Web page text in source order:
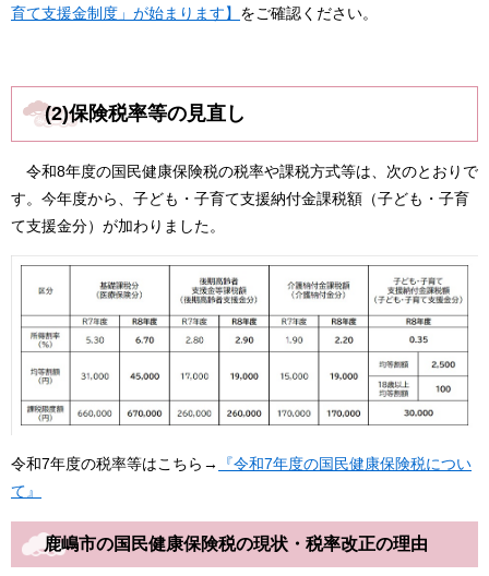
育て支援金制度」が始まります】 をご確認ください。
(2)保険税率等の見直し
令和8年度の国民健康保険税の税率や課税方式等は、次のとおりで
す。今年度から、子ども・子育て支援納付金課税額（子ども・子育
て支援金分）が加わりました。
令和7年度の税率等はこちら→
『令和7年度の国民健康保険税につい
て』
鹿嶋市の国民健康保険税の現状・税率改正の理由